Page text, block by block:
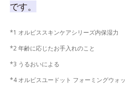
です。
*1 オルビススキンケアシリーズ内保湿力
*2 年齢に応じたお手入れのこと
*3 うるおいによる
*4 オルビスユードット フォーミングウォ